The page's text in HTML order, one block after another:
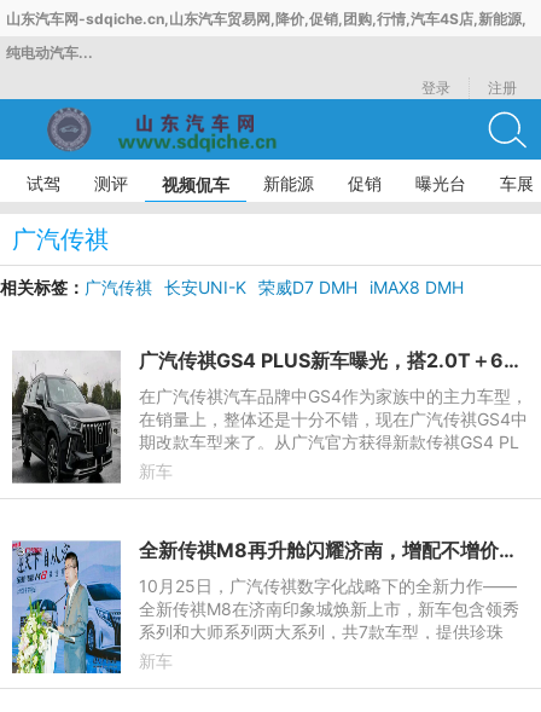
山东汽车网-sdqiche.cn,山东汽车贸易网,降价,促销,团购,行情,汽车4S店,新能源,
纯电动汽车...
登录
注册
试驾 测评 视频侃车 新能源 促销 曝光台 车展
广汽传祺
相关标签： 广汽传祺 长安UNI-K 荣威D7 DMH
iMAX8 DMH
广汽传祺GS4 PLUS新车曝光，搭2.0T＋6AT，已确定亮相上海车
在广汽传祺汽车品牌中GS4作为家族中的主力车型，
在销量上，整体还是十分不错，现在广汽传祺GS4中
期改款车型来了。从广汽官方获得新款传祺GS4 PL
US曝光，已确认将于2021上海车展正式亮相。新款
新车
全新传祺M8再升舱闪耀济南，增配不增价开启豪华出行新体验！
10月25日，广汽传祺数字化战略下的全新力作——
全新传祺M8在济南印象城焕新上市，新车包含领秀
系列和大师系列两大系列，共7款车型，提供珍珠
白、孔雀蓝、典雅黑、皓月灰4种外观颜色可选，官
新车